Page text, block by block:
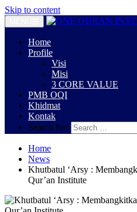
Skip to content
Home
Profile
Visi
Misi
3 CORE VALUE
PMB OQI
Khidmat
Kontak
Search for:
Home
News
Khutbatul ‘Arsy :
Qur’an Institute